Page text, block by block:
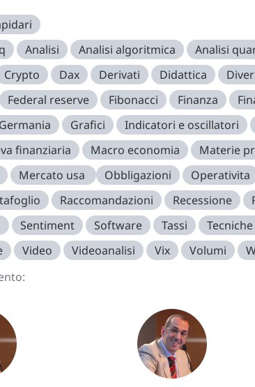
Analisi Analisi algoritmica Analisi
Crypto Dax Derivati Didattica
Federal reserve Fibonacci Finanza
Germania Grafici Indicatori e oscillatori
finanziaria Macro economia Materie
Mercato usa Obbligazioni Operativita
Raccomandazioni Recessione
Sentiment Software Tassi
Video Videoanalisi Vix Volumi